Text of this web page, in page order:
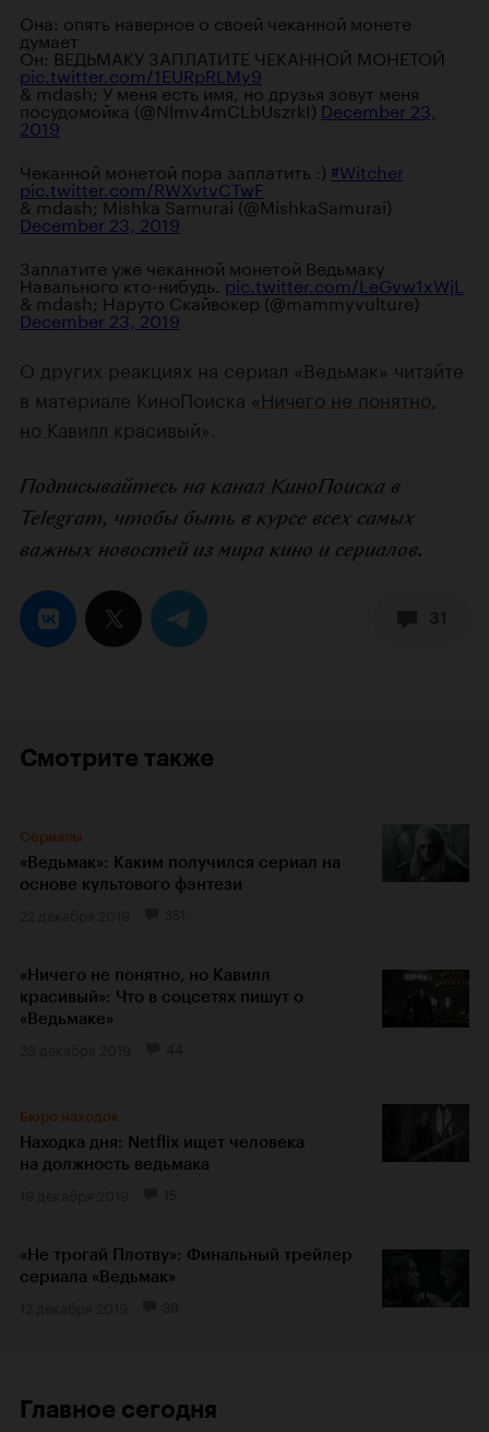
Она: опять наверное о своей чеканной монете
думает
Он: ВЕДЬМАКУ ЗАПЛАТИТЕ ЧЕКАННОЙ МОНЕТОЙ
pic.twitter.com/1EURpRLMy9
& mdash; У меня есть имя, но друзья зовут меня
посудомойка (@Nlmv4mCLbUszrkI)December 23,
2019
Чеканной монетой пора заплатить :) #Witcher
pic.twitter.com/RWXvtvCTwF
& mdash; Mishka Samurai (@MishkaSamurai)
December 23, 2019
Заплатите уже чеканной монетой Ведьмаку
Навального кто-нибудь.pic.twitter.com/LeGvw1xWjL
& mdash; Наруто Скайвокер (@mammyvulture)
December 23, 2019
О других реакциях на сериал «Ведьмак» читайте
в материале КиноПоиска «Ничего не понятно,
но Кавилл красивый»
Подписывайтесь на канал КиноПоиска в
Telegram, чтобы быть в курсе всех самых
важных новостей из мира кино и сериалов.
Смотрите также
Сериалы
«Ведьмак»: Каким получился сериал на
основе культового фэнтези
«Ничего не понятно, но Кавилл
красивый»: Что в соцсетях пишут о
«Ведьмаке»
Бюро находок
Находка дня: Netflix ищет человека
на должность ведьмака
«Не трогай Плотву»: Финальный трейлер
сериала «Ведьмак»
Главное сегодня